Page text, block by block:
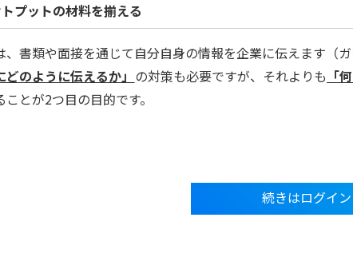
プットの材料を揃える
、書類や面接を通じて自分自身の情報を企業に伝えます（
のように伝えるか」 の対策も必要ですが、それよりも 「
とが2つ目の目的です。
続きはログイン